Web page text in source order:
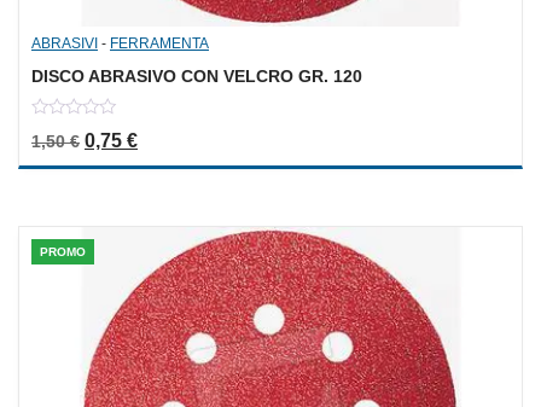
ABRASIVI - FERRAMENTA
DISCO ABRASIVO CON VELCRO GR. 120
out
1,50€ Il prezzo originale era: 1,50 €.
0,75 €Il prezzo attuale è: 0,75 €.
PROMO